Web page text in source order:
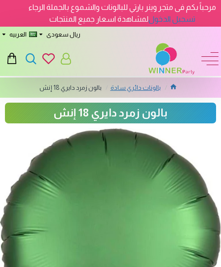
مرحباً بكم فى متجر وينر بارتي للبالونات والشموع بالجملة الرجاء
تسجيل الدخوللمشاهدة اسعار جميع المنتجات
ريال سعودى العربيه
بالونات دائري سادة بالون زمرد دايري 18 إنش
بالون زمرد دايري 18 إنش